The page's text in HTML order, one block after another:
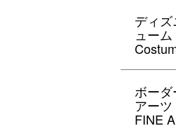
ディ
ュー
ボー
アー
FINE